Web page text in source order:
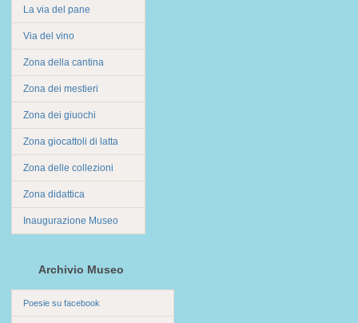
La via del pane
Via del vino
Zona della cantina
Zona dei mestieri
Zona dei giuochi
Zona giocattoli di latta
Zona delle collezioni
Zona didattica
Inaugurazione Museo
Archivio Museo
Poesie su facebook